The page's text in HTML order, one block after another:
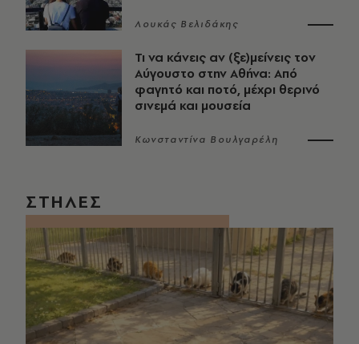
Λουκάς Βελιδάκης
Τι να κάνεις αν (ξε)μείνεις τον
Αύγουστο στην Αθήνα: Από
φαγητό και ποτό, μέχρι θερινό
σινεμά και μουσεία
Κωνσταντίνα Βουλγαρέλη
ΣΤΗΛΕΣ